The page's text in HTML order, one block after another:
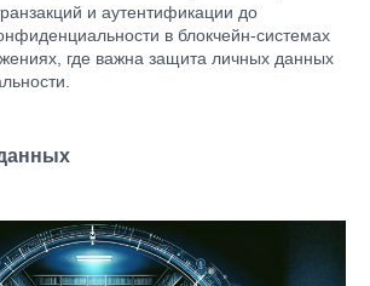
и аутентификации до
в блокчейн-системах
где важна защита личных данных